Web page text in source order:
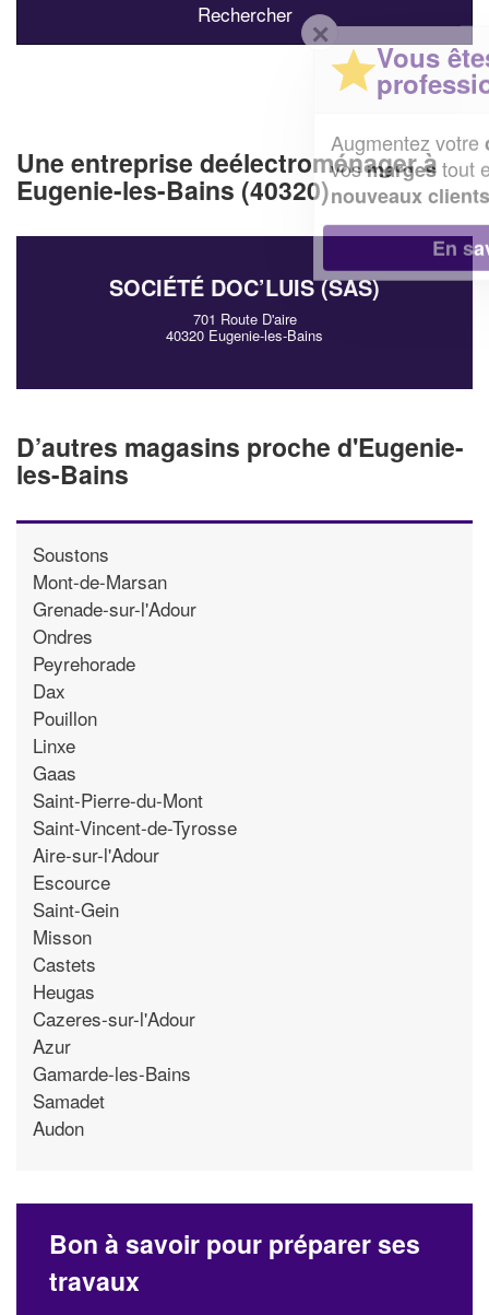
Une entreprise deélectroménager à
Eugenie-les-Bains (40320)
SOCIÉTÉ DOC’LUIS (SAS)
701 Route D'aire
40320 Eugenie-les-Bains
D’autres magasins proche d'Eugenie-
les-Bains
Soustons
Mont-de-Marsan
Grenade-sur-l'Adour
Ondres
Peyrehorade
Dax
Pouillon
Linxe
Gaas
Saint-Pierre-du-Mont
Saint-Vincent-de-Tyrosse
Aire-sur-l'Adour
Escource
Saint-Gein
Misson
Castets
Heugas
Cazeres-sur-l'Adour
Azur
Gamarde-les-Bains
Samadet
Audon
Bon à savoir pour préparer ses
travaux
Vous êtes un
professionnel ?
chiffre d'affaireset
vosmargestout en gagnant de
nouveaux clients!